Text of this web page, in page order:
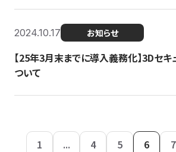
2024.10.17 お知らせ
【25年3月末までに導入義務化】3Dセ
ついて
1 ... 4 5 6 7